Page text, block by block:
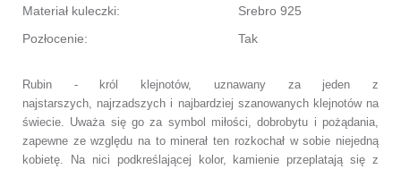
Materiał kuleczki:
Srebro 925
Pozłocenie:
Tak
Rubin - król klejnotów, uznawany za jeden z
najstarszych, najrzadszych i najbardziej szanowanych klejnotów na
świecie. Uważa się go za symbol miłości, dobrobytu i pożądania,
zapewne ze względu na to minerał ten rozkochał w sobie niejedną
kobietę. Na nici podkreślającej kolor, kamienie przeplatają się z